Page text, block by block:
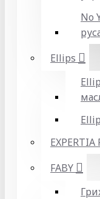
No
Ellips
FABY